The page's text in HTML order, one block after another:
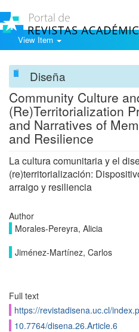
View Item
Diseña
Community Culture
(Re)Territorialization
and Narratives of
and Resilience
La cultura comunitaria y el
(re)territorialización:
arraigo y resiliencia
Author
Morales-Pereyra, Alicia
Jiménez-Martínez, Carlos
Full text
https://revistadisena.uc.cl/
10.7764/disena.26.Article.6